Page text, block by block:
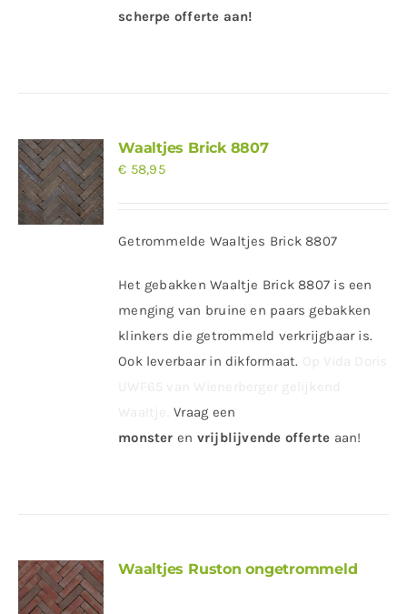
scherpe offerte aan!
Waaltjes Brick 8807
€ 58,95
Getrommelde Waaltjes Brick 8807
Het gebakken Waaltje Brick 8807 is een
menging van bruine en paars gebakken
klinkers die getrommeld verkrijgbaar is.
Ook leverbaar in dikformaat.
Vraag een
monster en vrijblijvende offerte aan!
Waaltjes Ruston ongetrommeld